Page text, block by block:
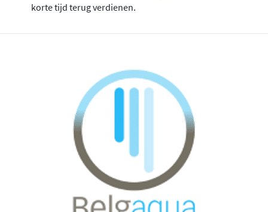
korte tijd terug verdienen.